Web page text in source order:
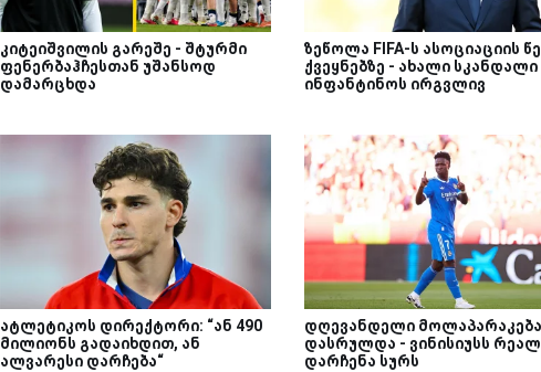
კიტეიშვილის გარეშე - შტურმი
ფენერბაჰჩესთან უშანსოდ
დამარცხდა
ზეწოლა FIFA-ს ასოციაციის
ქვეყნებზე - ახალი სკანდალი
ინფანტინოს ირგვლივ
ატლეტიკოს დირექტორი: “ან 490
მილიონს გადაიხდით, ან
ალვარესი დარჩება“
დღევანდელი მოლაპარაკება
დასრულდა - ვინისიუსს
დარჩენა სურს